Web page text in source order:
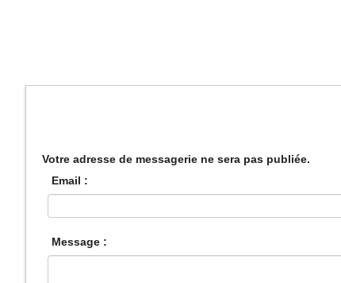
Votre adresse de messagerie ne sera pas publiée.
Email :
Message :